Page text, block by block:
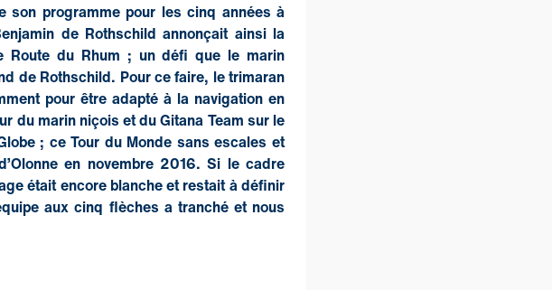
son programme pour les cinq années à
de Rothschild annonçait ainsi la
Route du Rhum ; un défi que le marin
de Rothschild. Pour ce faire, le trimaran
pour être adapté à la navigation en
du marin niçois et du Gitana Team sur le
; ce Tour du Monde sans escales et
en novembre 2016. Si le cadre
était encore blanche et restait à définir
aux cinq flèches a tranché et nous